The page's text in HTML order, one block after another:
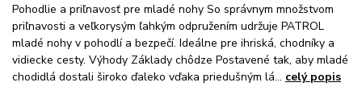
Pohodlie a priľnavosť pre mladé nohy So správnym množstvom
priľnavosti a veľkorysým ľahkým odpružením udržuje PATROL
mladé nohy v pohodlí a bezpečí. Ideálne pre ihriská, chodníky a
vidiecke cesty. Výhody Základy chôdze Postavené tak, aby mladé
chodidlá dostali široko ďaleko vďaka priedušným lá... celý popis